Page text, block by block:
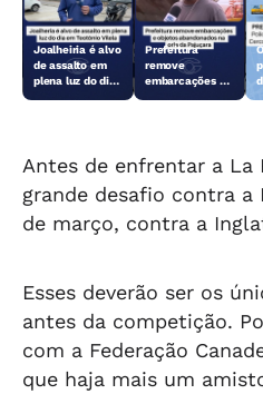
Joalheiria é alvo
de assalto em
plena luz do dia
Prefeitura
remove
embarcações e
Antes de enfrentar a La
grande desafio contra a
de março, contra a
Esses deverão ser os
antes da competição.
com a Federação
que haja mais um